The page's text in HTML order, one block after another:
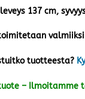
137 cm,
tuotteesta?
– Ilmoitamme